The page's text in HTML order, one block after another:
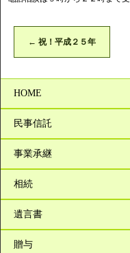
← 祝！平成２５年
HOME
民事信託
事業承継
相続
遺言書
贈与